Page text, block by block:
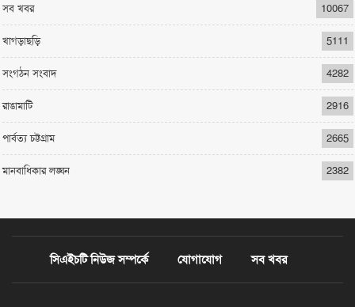
সব খবর 10067
খাগড়াছড়ি 5111
সংগঠন সংবাদ 4282
রাঙামাটি 2916
পার্বত্য চট্টগ্রাম 2665
মানবাধিকার লঙ্ঘন 2382
সিএইচটি নিউজ সম্পর্কে যোগাযোগ সব খবর